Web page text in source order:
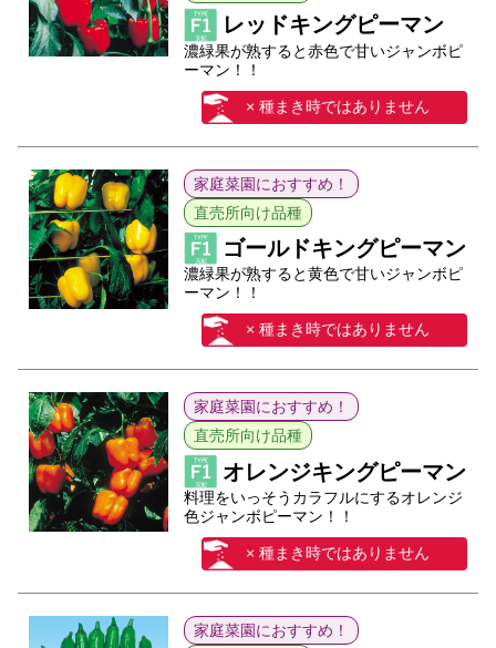
レッドキングピーマン
濃緑果が熟すると赤色で甘いジャンボピ
ーマン！！
× 種まき時ではありません
家庭菜園におすすめ！
直売所向け品種
ゴールドキングピーマン
濃緑果が熟すると黄色で甘いジャンボピ
ーマン！！
× 種まき時ではありません
家庭菜園におすすめ！
直売所向け品種
オレンジキングピーマン
料理をいっそうカラフルにするオレンジ
色ジャンボピーマン！！
× 種まき時ではありません
家庭菜園におすすめ！